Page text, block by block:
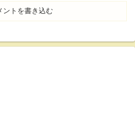
ントを書き込む